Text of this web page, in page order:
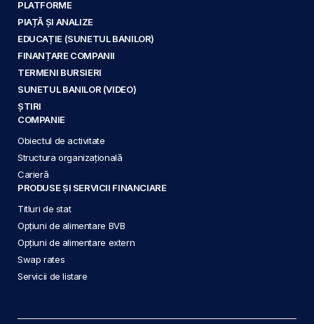
PLATFORME
PIAȚĂ ȘI ANALIZE
EDUCAȚIE (SUNETUL BANILOR)
FINANȚARE COMPANII
TERMENI BURSIERI
SUNETUL BANILOR (VIDEO)
ȘTIRI
COMPANIE
Obiectul de activitate
Structura organizațională
Carieră
PRODUSE ȘI SERVICII FINANCIARE
Titluri de stat
Opțiuni de alimentare BVB
Opțiuni de alimentare extern
Swap rates
Servicii de listare